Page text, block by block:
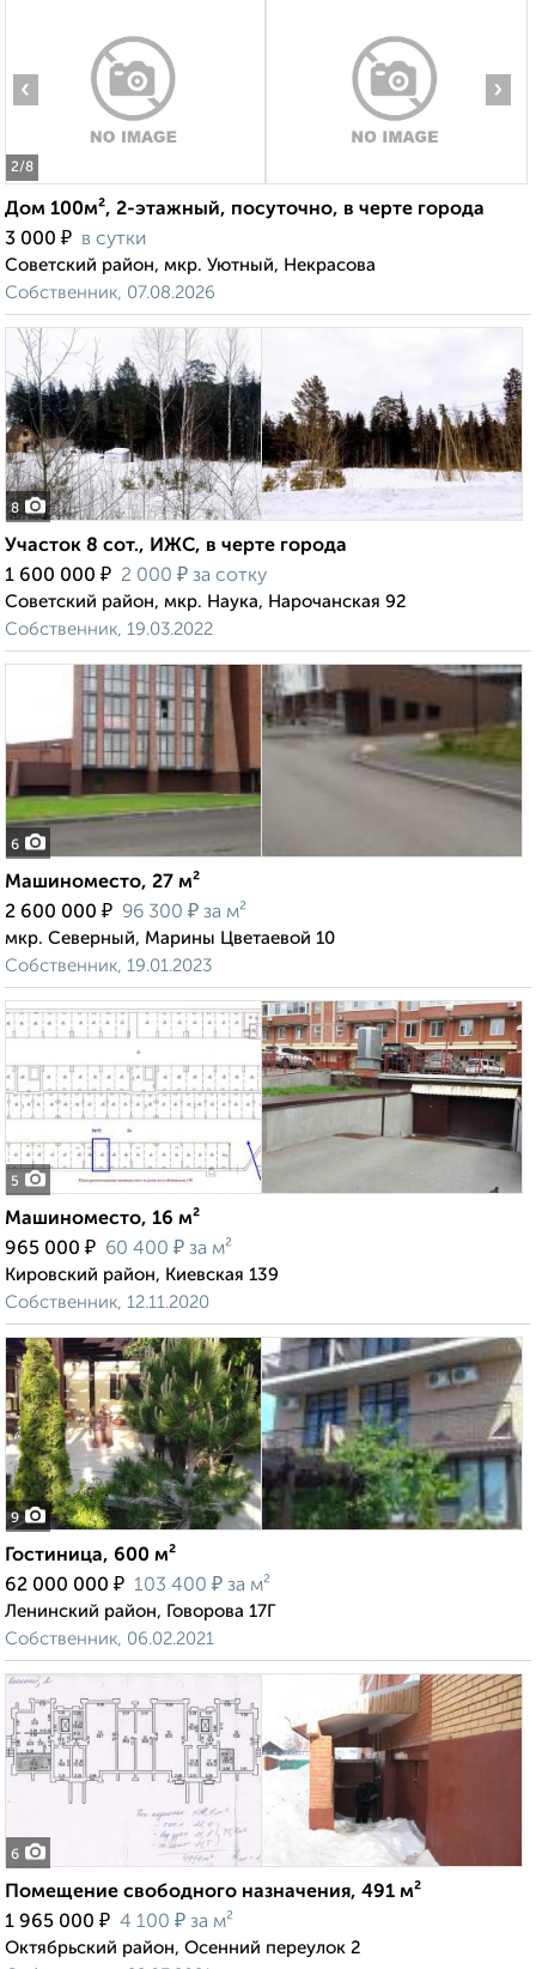
2/8
‹ ›
Дом 100м², 2-этажный, посуточно, в черте города
3 000 ₽ в сутки
Советский район, мкр. Уютный, Некрасова
Собственник, 07.08.2026
8
Участок 8 сот., ИЖС, в черте города
1 600 000 ₽ 2 000 ₽ за сотку
Советский район, мкр. Наука, Нарочанская 92
Собственник, 19.03.2022
6
Машиноместо, 27 м²
2 600 000 ₽ 96 300 ₽ за м²
мкр. Северный, Марины Цветаевой 10
Собственник, 19.01.2023
5
Машиноместо, 16 м²
965 000 ₽ 60 400 ₽ за м²
Кировский район, Киевская 139
Собственник, 12.11.2020
9
Гостиница, 600 м²
62 000 000 ₽ 103 400 ₽ за м²
Ленинский район, Говорова 17Г
Собственник, 06.02.2021
6
Помещение свободного назначения, 491 м²
1 965 000 ₽ 4 100 ₽ за м²
Октябрьский район, Осенний переулок 2